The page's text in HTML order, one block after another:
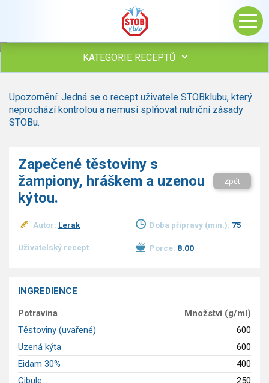
KATEGORIE RECEPTŮ
Polévky
Studená kuchyně
hovězí, telecí
vepřové
vnitřnosti
ryby
zvěřina
Omáčky
Dezerty
Nápoje
Ostatní
Dětské recepty
GLP-1 recepty
Upozornění: Jedná se o recept uživatele STOBklubu, který
neprochází kontrolou a nemusí splňovat nutriční zásady
STOBu.
Zapečené těstoviny s
žampiony, hráškem a uzenou
kýtou.
Zpět
Autor: Lerak Doba přípravy (min.): 75
Uživatelský recept Porce: 8.00
INGREDIENCE
Potravina
Množství (g/ml)
Těstoviny (uvařené)
600
Uzená kýta
600
Eidam 30%
400
Cibule
250